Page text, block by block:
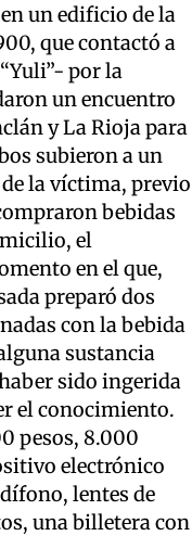
un edificio de la
que contactó a
por la
un encuentro
y La Rioja para
subieron a un
la víctima, previo
bebidas
el
en el que,
preparó dos
con la bebida
sustancia
sido ingerida
el conocimiento.
pesos, 8.000
electrónico
lentes de
una billetera con